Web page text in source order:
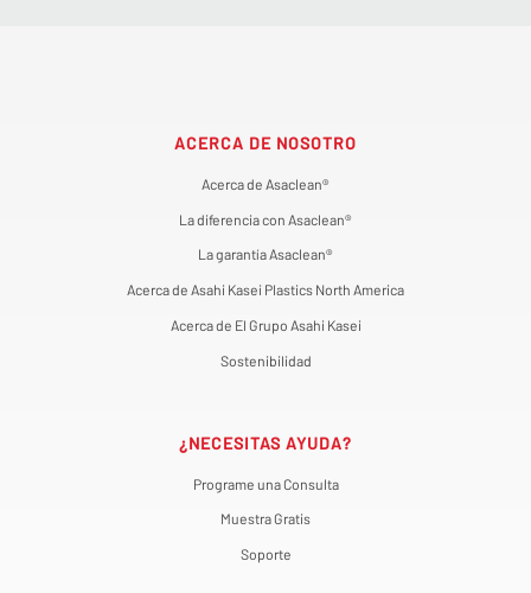
ACERCA DE NOSOTRO
Acerca de Asaclean®
La diferencia con Asaclean®
La garantía Asaclean®
Acerca de Asahi Kasei Plastics North America
Acerca de El Grupo Asahi Kasei
Sostenibilidad
¿NECESITAS AYUDA?
Programe una Consulta
Muestra Gratis
Soporte